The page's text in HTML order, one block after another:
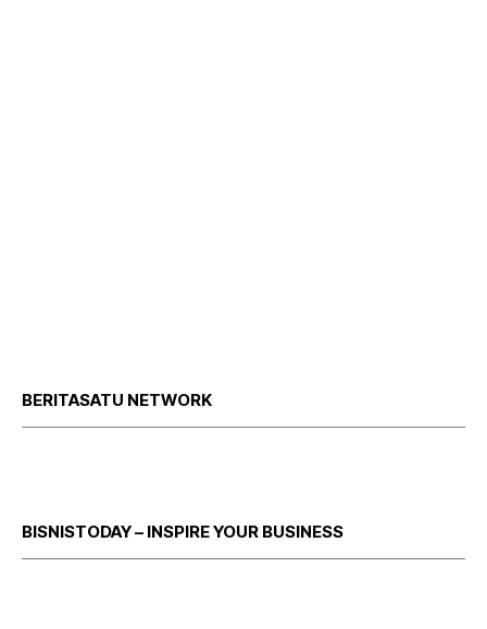
BERITASATU NETWORK
BISNISTODAY – INSPIRE YOUR BUSINESS